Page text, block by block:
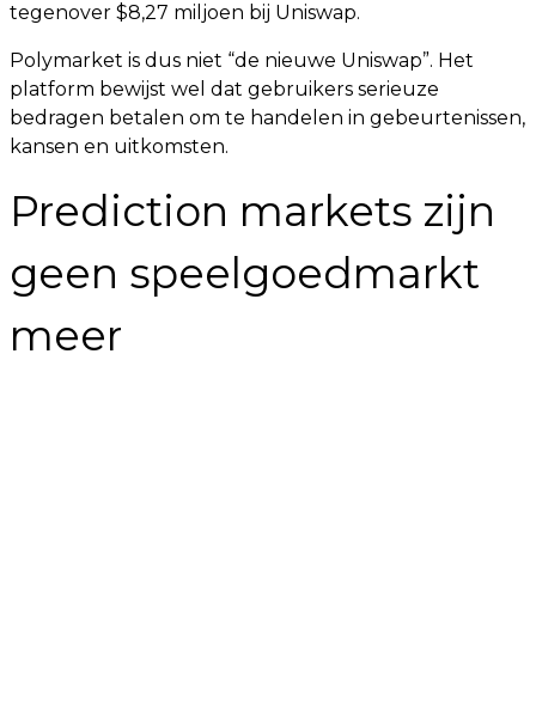
tegenover $8,27 miljoen bij Uniswap.
Polymarket is dus niet “de nieuwe Uniswap”. Het
platform bewijst wel dat gebruikers serieuze
bedragen betalen om te handelen in gebeurtenissen,
kansen en uitkomsten.
Prediction markets zijn
geen speelgoedmarkt
meer